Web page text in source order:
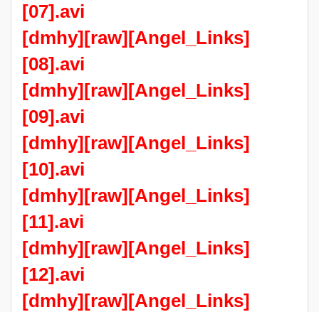
[07].avi
[dmhy][raw][Angel_Links]
[08].avi
[dmhy][raw][Angel_Links]
[09].avi
[dmhy][raw][Angel_Links]
[10].avi
[dmhy][raw][Angel_Links]
[11].avi
[dmhy][raw][Angel_Links]
[12].avi
[dmhy][raw][Angel_Links]